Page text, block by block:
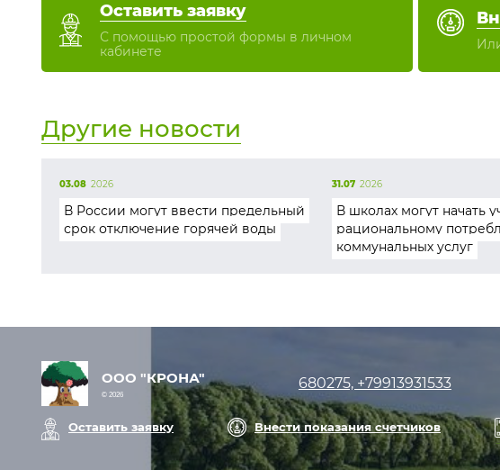
Оставить заявку
С помощью простой формы в личном
кабинете
Другие новости
03.08 2026
В России могут ввести предельный
срок отключение горячей воды
31.07 2026
В школах могут начать
рациональному
коммунальных услуг
ООО "КРОНА"
© 2026
680275, +79913931533
Оставить заявку Внести показания счетчиков